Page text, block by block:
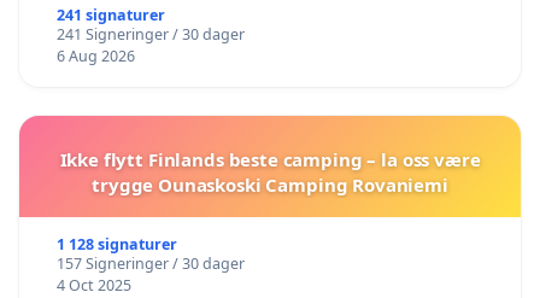
241 signaturer
241 Signeringer / 30 dager
6 Aug 2026
Ikke flytt Finlands beste camping – la oss være
trygge Ounaskoski Camping Rovaniemi
1 128 signaturer
157 Signeringer / 30 dager
4 Oct 2025